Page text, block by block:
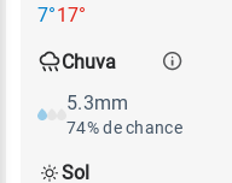
7°17°
Chuva
5.3mm
74% de chance
Sol